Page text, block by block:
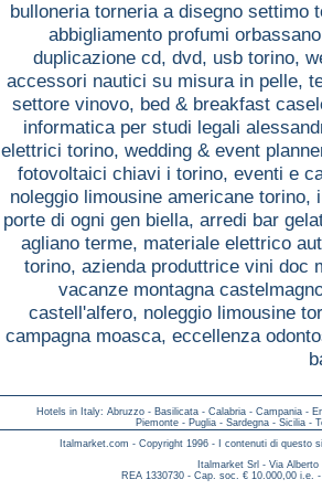
bulloneria torneria a disegno settimo
abbigliamento profumi
duplicazione cd, dvd, usb torino,
accessori nautici su misura in pelle,
settore vinovo, bed & breakfast
informatica per studi legali
elettrici torino, wedding & event
fotovoltaici chiavi i torino, eventi e
noleggio limousine americane torino,
porte di ogni gen biella, arredi bar
agliano terme, materiale elettrico
torino, azienda produttrice vini doc
vacanze montagna
castell'alfero, noleggio limousine
campagna moasca, eccellenza
Hotels in Italy: Abruzzo - Basilicata - Calabria - Campania -
Piemonte- Puglia- Sardegna- Sicilia-
Italmarket.com - Copyright 1996 - I contenuti di questo
Italmarket Srl - Via
REA 1330730 - Cap. soc. € 10.000,00 i.e.